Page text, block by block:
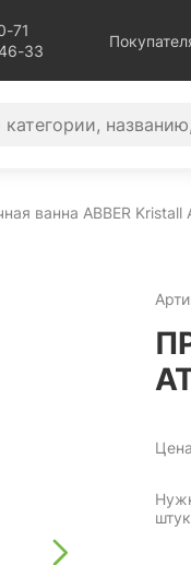
71
33
ванна ABBER
Цена
штук